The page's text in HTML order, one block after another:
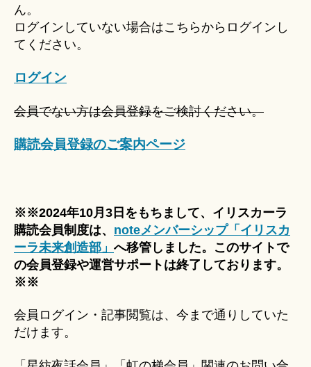
ん。
ログインしていない場合はこちらからログインし
てください。
ログイン
会員でない方は会員登録をご検討ください。
購読会員登録のご案内ページ
※※2024年10月3日をもちまして、イリスカーラ
購読会員制度は、 noteメンバーシップ「イリスカ
ーラ未来創造部」 へ移管しました。このサイトで
の会員登録や運営サポートは終了しております。
※※
会員ログイン・記事閲覧は、今まで通りしていた
だけます。